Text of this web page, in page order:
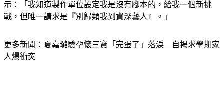
示：「我知道製作單位設定我是沒有腳本的，給我一個新挑
戰，但唯一請求是『別歸類我到資深藝人』。」
更多新聞： 夏嘉璐驗孕懷三寶「完蛋了」落淚　自揭求學期家
人爆衝突